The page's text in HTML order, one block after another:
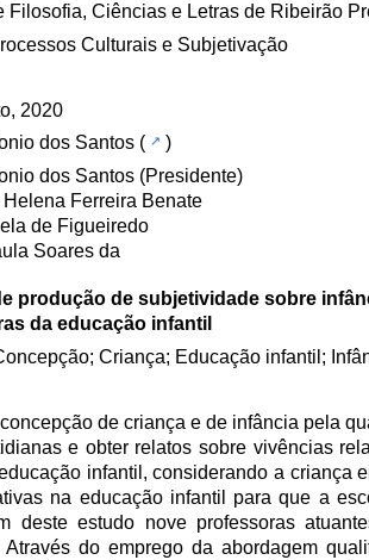
Filosofia, Ciências e Letras de Ribeirão
Culturais e Subjetivação
2020
dos Santos (
)
dos Santos (Presidente)
Helena Ferreira Benate
de Figueiredo
Soares da
produção de subjetividade sobre
da educação infantil
Criança; Educação infantil;
de criança e de infância pela
e obter relatos sobre vivências
infantil, considerando a criança
na educação infantil para que a
deste estudo nove professoras
do emprego da abordagem